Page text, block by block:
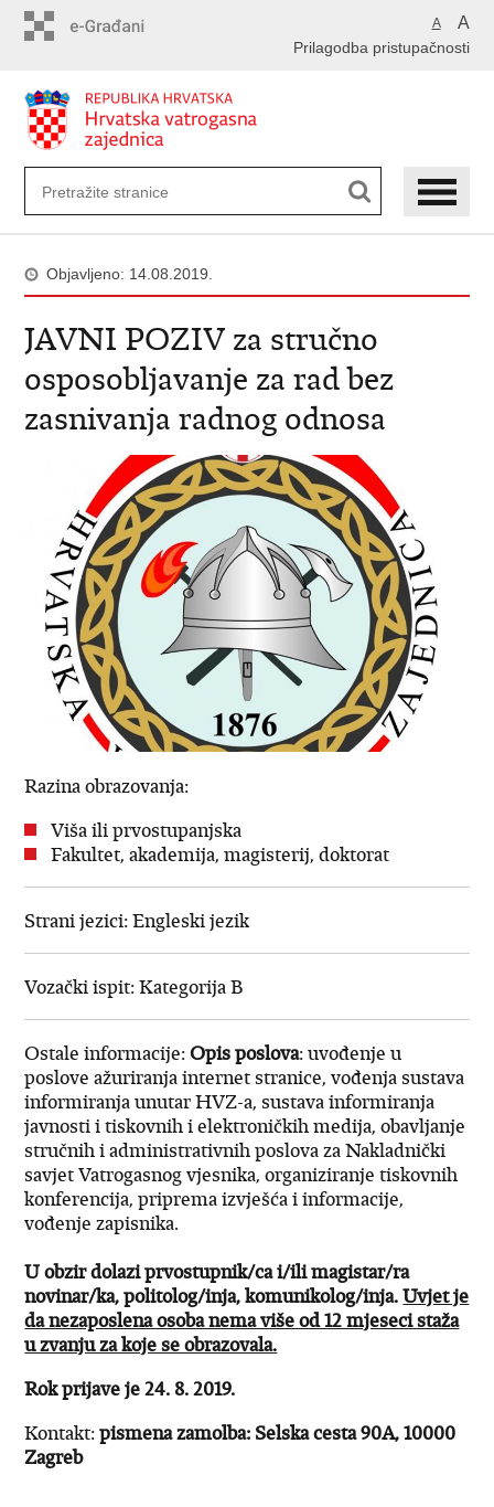
A A
Prilagodba pristupačnosti
Objavljeno: 14.08.2019.
JAVNI POZIV za stručno
osposobljavanje za rad bez
zasnivanja radnog odnosa
Razina obrazovanja:
Viša ili prvostupanjska
Fakultet, akademija, magisterij, doktorat
Strani jezici: Engleski jezik
Vozački ispit: Kategorija B
Ostale informacije:Opis poslova: uvođenje u
poslove ažuriranja internet stranice, vođenja sustava
informiranja unutar HVZ-a, sustava informiranja
javnosti i tiskovnih i elektroničkih medija, obavljanje
stručnih i administrativnih poslova za Nakladnički
savjet Vatrogasnog vjesnika, organiziranje tiskovnih
konferencija, priprema izvješća i informacije,
vođenje zapisnika.
U obzir dolazi prvostupnik/ca i/ili magistar/ra
novinar/ka, politolog/inja, komunikolog/inja. Uvjet je
da nezaposlena osoba nema više od 12 mjeseci staža
u zvanju za koje se obrazovala.
Rok prijave je 24. 8. 2019.
Kontakt:pismena zamolba: Selska cesta 90A, 10000
Zagreb